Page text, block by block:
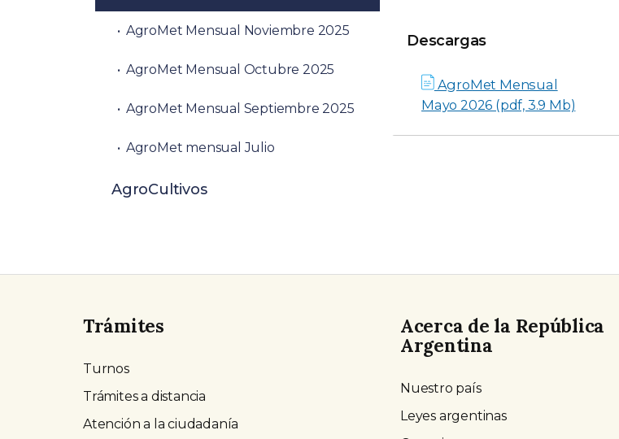
Descargas
Descargas
AgroMet Mensual
Mayo 2026 (pdf, 3.9 Mb)
AgroMet Mensual Noviembre 2025
AgroMet Mensual Octubre 2025
AgroMet Mensual Septiembre 2025
AgroMet mensual Julio
AgroCultivos
Trámites
Turnos
Trámites a distancia
Atención a la ciudadanía
Acerca de la República
Argentina
Nuestro país
Leyes argentinas